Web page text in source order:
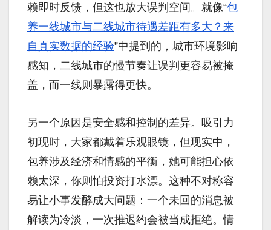
赖即时反馈，但这也放大误判空间。就像“包
养一线城市与二线城市待遇差距有多大？来
自真实数据的经验”中提到的，城市环境影响
感知，二线城市的慢节奏让误判更容易被掩
盖，而一线则暴露得更快。
另一个原因是安全感和控制的差异。吸引力
初现时，大家都戴着乐观眼镜，但现实中，
包养涉及经济和情感的平衡，她可能担心依
赖太深，你则怕投资打水漂。这种不对称容
易让小事发酵成大问题：一个未回的消息被
解读为冷淡，一次推迟约会被当成拒绝。情